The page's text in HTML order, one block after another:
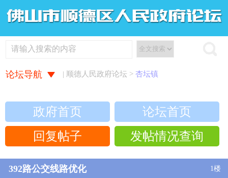
论坛导航 | 顺德人民政府论坛 > 杏坛镇
政府首页
论坛首页
回复帖子
发帖情况查询
392路公交线路优化 1楼